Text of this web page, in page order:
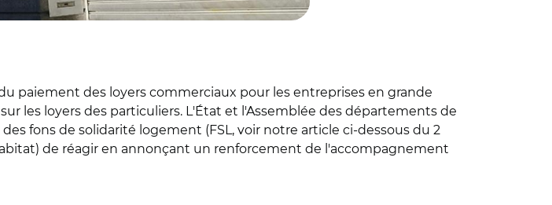
paiement des loyers commerciaux pour les entreprises en grande
les loyers des particuliers. L'État et l'Assemblée des départements de
fons de solidarité logement (FSL, voir notre article ci-dessous du 2
de réagir en annonçant un renforcement de l'accompagnement